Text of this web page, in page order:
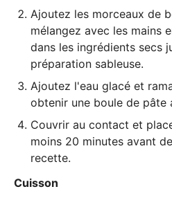
Ajoutez les morceaux de
mélangez avec les mains
dans les ingrédients secs
préparation sableuse.
Ajoutez l'eau glacé et
obtenir une boule de pâte
Couvrir au contact et
moins 20 minutes avant
recette.
Cuisson